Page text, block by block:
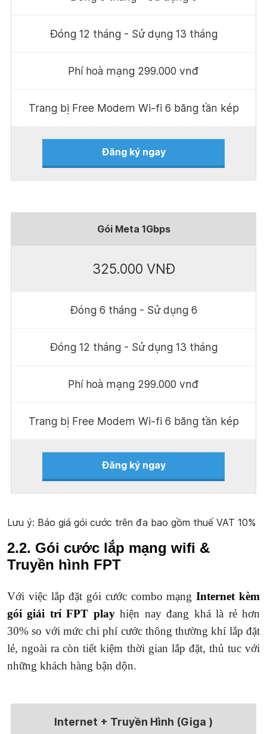
Đóng 12 tháng - Sử dụng 13 tháng
Phí hoà mạng 299.000 vnđ
Trang bị Free Modem Wi-fi 6 băng tần kép
Đăng ký ngay
Gói Meta 1Gbps
325.000 VNĐ
Đóng 6 tháng - Sử dụng 6
Đóng 12 tháng - Sử dụng 13 tháng
Phí hoà mạng 299.000 vnđ
Trang bị Free Modem Wi-fi 6 băng tần kép
Đăng ký ngay
Lưu ý: Báo giá gói cước trên đa bao gồm thuế VAT 10%
2.2. Gói cước lắp mạng wifi &
Truyền hình FPT
Với việc lắp đặt gói cước combo mạngInternet kèm
gói giải trí FPT playhiện nay đang khá là rẻ hơn
30% so với mức chi phí cước thông thường khí lắp đặt
lẻ, ngoài ra còn tiết kiệm thời gian lắp đặt, thủ tuc với
những khách hàng bận dộn.
Internet + Truyền Hình (Giga )